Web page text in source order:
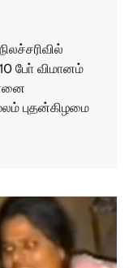
போ் விமானம்
புதன்கிழமை